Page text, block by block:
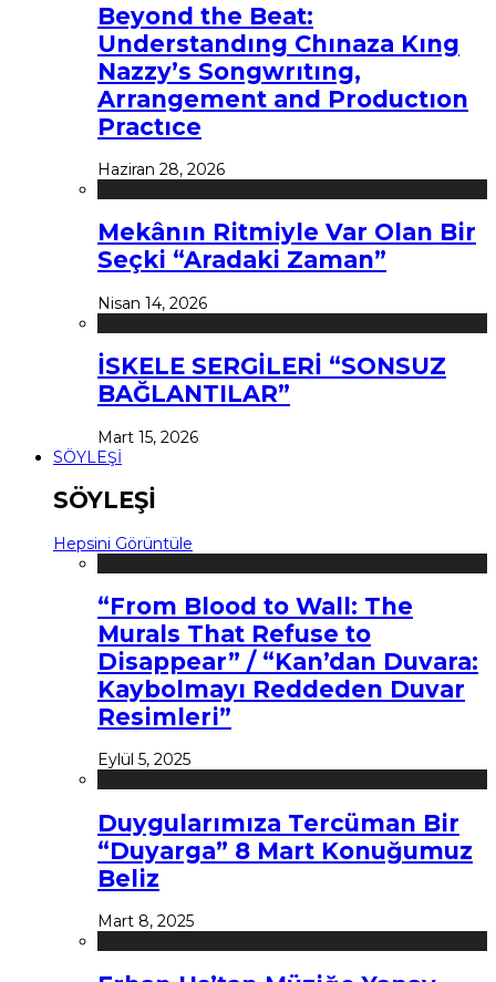
Beyond the Beat:
Understandıng Chınaza Kıng
Nazzy’s Songwrıtıng,
Arrangement and Productıon
Practıce
Haziran 28, 2026
Mekânın Ritmiyle Var Olan Bir
Seçki “Aradaki Zaman”
Nisan 14, 2026
İSKELE SERGİLERİ “SONSUZ
BAĞLANTILAR”
Mart 15, 2026
SÖYLEŞİ
SÖYLEŞİ
Hepsini Görüntüle
“From Blood to Wall: The
Murals That Refuse to
Disappear” / “Kan’dan Duvara:
Kaybolmayı Reddeden Duvar
Resimleri”
Eylül 5, 2025
Duygularımıza Tercüman Bir
“Duyarga” 8 Mart Konuğumuz
Beliz
Mart 8, 2025